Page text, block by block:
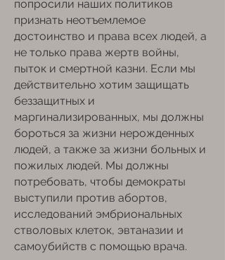
попросили наших политиков
признать неотъемлемое
достоинство и права всех людей, а
не только права жертв войны,
пыток и смертной казни. Если мы
действительно хотим защищать
беззащитных и
маргинализированных, мы должны
бороться за жизни нерожденных
людей, а также за жизни больных и
пожилых людей. Мы должны
потребовать, чтобы демократы
выступили против абортов,
исследований эмбриональных
стволовых клеток, эвтаназии и
самоубийств с помощью врача.